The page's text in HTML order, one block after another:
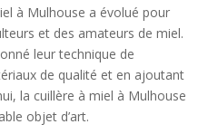
à Mulhouse a évolué pour
et des amateurs de miel.
leur technique de
de qualité et en ajoutant
la cuillère à miel à Mulhouse
objet d’art.